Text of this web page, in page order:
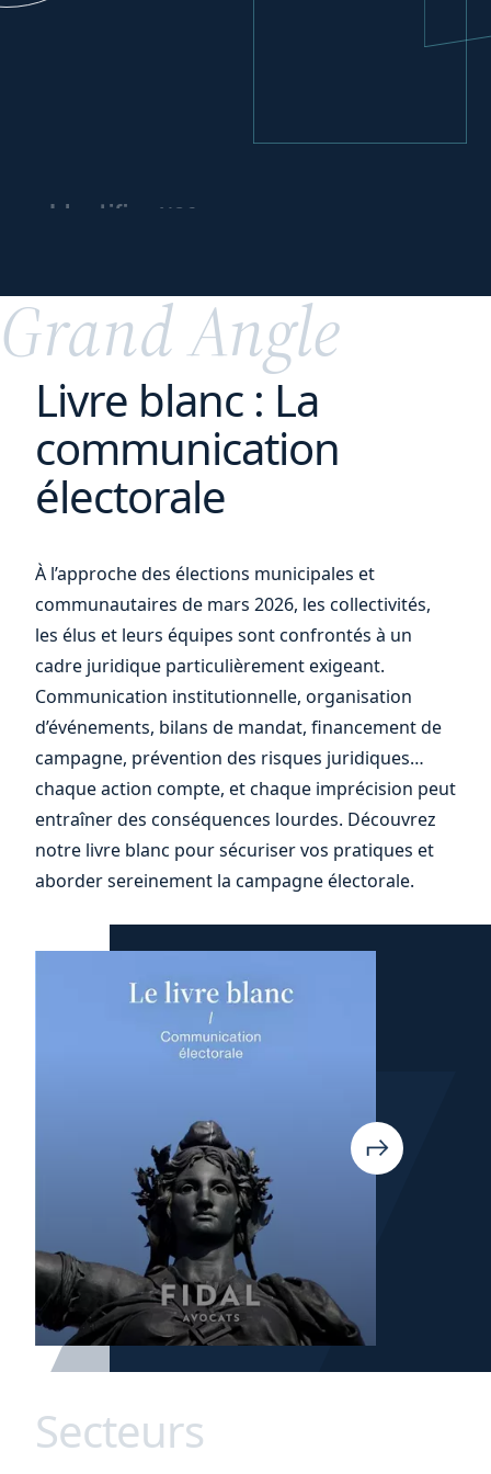
Identifier vos
Grand Angle
Livre blanc : La
communication
électorale
À l’approche des élections municipales et
communautaires de mars 2026, les collectivités,
les élus et leurs équipes sont confrontés à un
cadre juridique particulièrement exigeant.
Communication institutionnelle, organisation
d’événements, bilans de mandat, financement de
campagne, prévention des risques juridiques…
chaque action compte, et chaque imprécision peut
entraîner des conséquences lourdes. Découvrez
notre livre blanc pour sécuriser vos pratiques et
aborder sereinement la campagne électorale.
Secteurs